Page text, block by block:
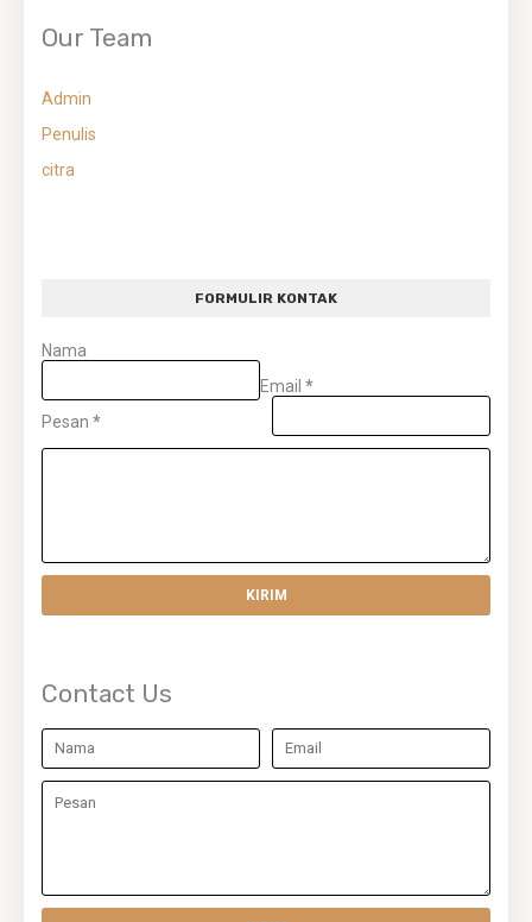
Our Team
Admin
Penulis
citra
FORMULIR KONTAK
Nama
Email *
Pesan *
Contact Us